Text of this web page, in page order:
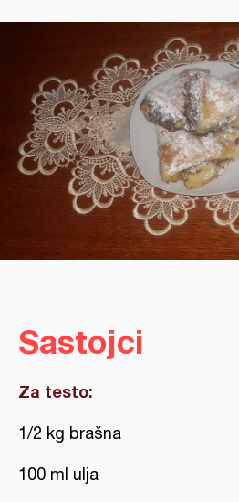
Sastojci
Za testo:
1/2 kg brašna
100 ml ulja